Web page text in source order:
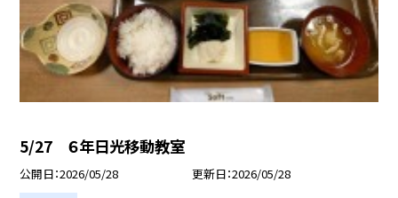
5/27 ６年日光移動教室
公開日 2026/05/28 更新日 2026/05/28